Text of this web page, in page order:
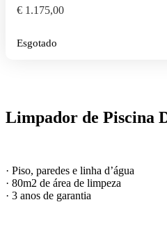
€ 1.175,00
Esgotado
Limpador de Piscina
· Piso, paredes e linha d’água
· 80m2 de área de limpeza
· 3 anos de garantia